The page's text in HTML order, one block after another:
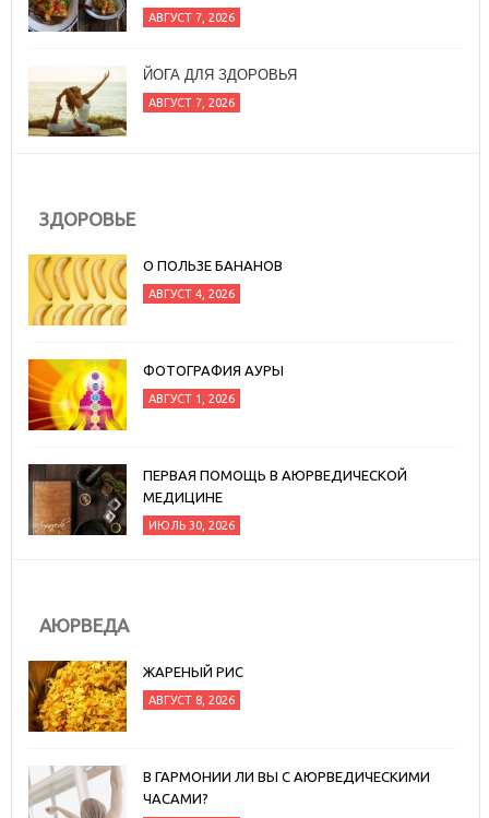
ЙОГА ДЛЯ ЗДОРОВЬЯ
ЗДОРОВЬЕ
О ПОЛЬЗЕ БАНАНОВ
АВГУСТ 4, 2026
ФОТОГРАФИЯ АУРЫ
АВГУСТ 1, 2026
ПЕРВАЯ ПОМОЩЬ В АЮРВЕДИЧЕСКОЙ
МЕДИЦИНЕ
ИЮЛЬ 30, 2026
АЮРВЕДА
ЖАРЕНЫЙ РИС
АВГУСТ 8, 2026
В ГАРМОНИИ ЛИ ВЫ С АЮРВЕДИЧЕСКИМИ
ЧАСАМИ?